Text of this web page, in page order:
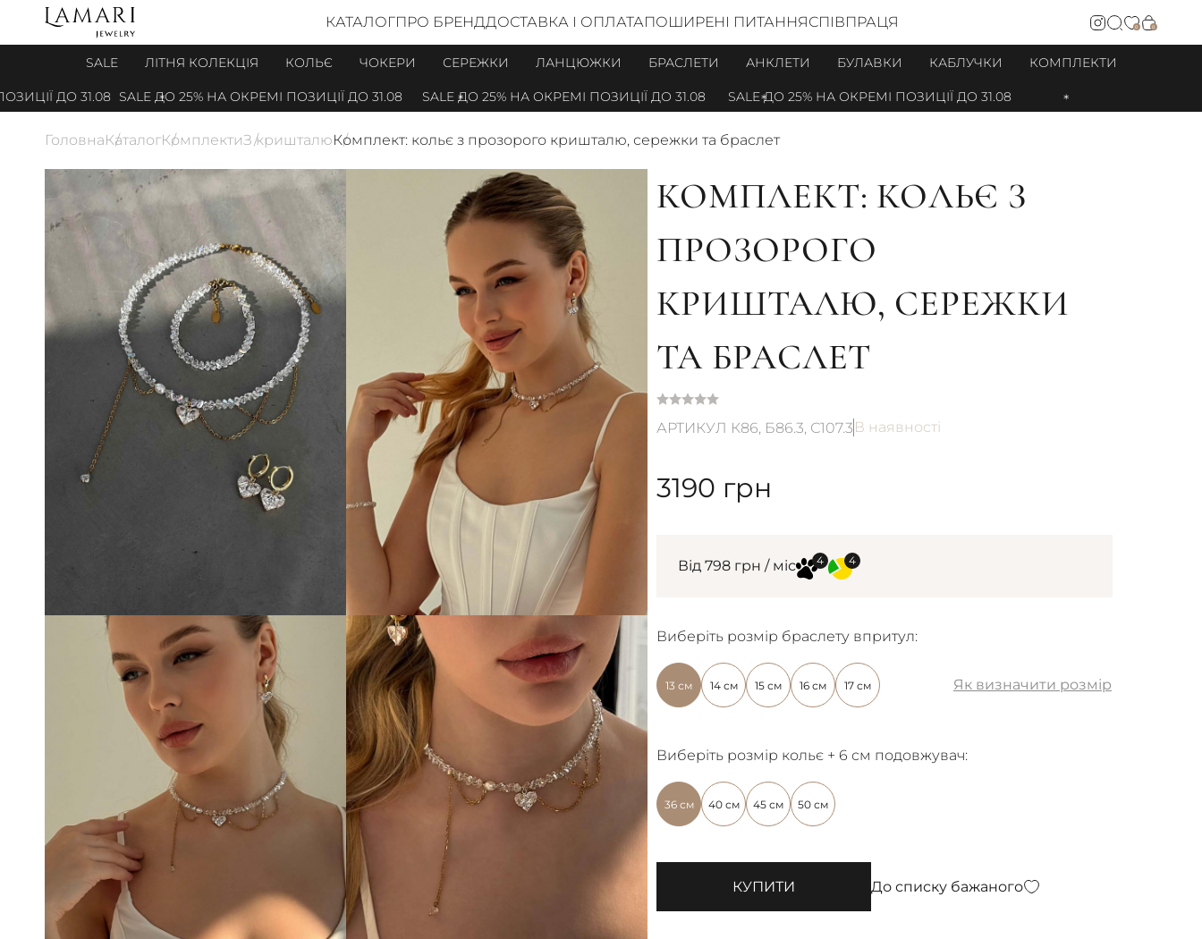
КАТАЛОГПРО БРЕНДДОСТАВКА І ОПЛАТАПОШИРЕНІ ПИТАННЯСПІВПРАЦЯ 0 0
SALE ЛІТНЯ КОЛЕКЦІЯ КОЛЬЄ ЧОКЕРИ СЕРЕЖКИ ЛАНЦЮЖКИ БРАСЛЕТИ АНКЛЕТИ БУЛАВКИ КАБЛУЧКИ КОМПЛЕКТИ
ДО 31.08 SALE ДО 25% НА ОКРЕМІ ПОЗИЦІЇ ДО 31.08 SALE ДО 25% НА ОКРЕМІ ПОЗИЦІЇ ДО 31.08 SALE ДО 25% НА ОКРЕМІ ПОЗИЦІЇ ДО 31.08
ГоловнаКаталогКомплектиЗ кришталюКомплект: кольє з прозорого кришталю, сережки та браслет
КОМПЛЕКТ: КОЛЬЄ З
ПРОЗОРОГО
КРИШТАЛЮ, СЕРЕЖКИ
ТА БРАСЛЕТ
АРТИКУЛ К86, Б86.3, С107.3 В наявності
3190 грн
Від 798 грн / міс
Виберіть розмір браслету впритул:
13 см 14 см 15 см 16 см 17 см Як визначити розмір
Виберіть розмір кольє + 6 см подовжувач:
36 см 40 см 45 см 50 см
КУПИТИ До списку бажаного